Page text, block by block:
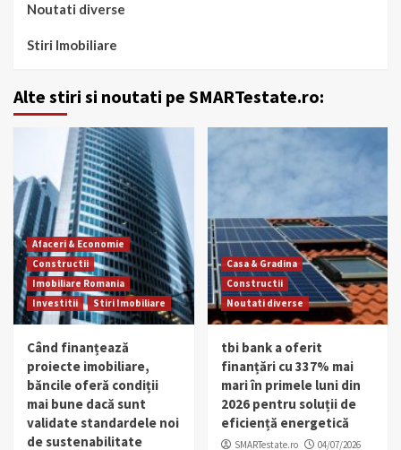
Noutati diverse
Stiri Imobiliare
Alte stiri si noutati pe SMARTestate.ro:
Afaceri & Economie
Constructii
Imobiliare Romania
Investitii
Stiri Imobiliare
Când finanțează
proiecte imobiliare,
băncile oferă condiții
mai bune dacă sunt
validate standardele noi
de sustenabilitate
Casa & Gradina
Constructii
Noutati diverse
tbi bank a oferit
finanțări cu 337% mai
mari în primele luni din
2026 pentru soluții de
eficiență energetică
SMARTestate.ro 04/07/2026